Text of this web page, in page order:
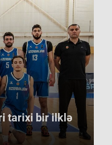
tarixi bir ilklə